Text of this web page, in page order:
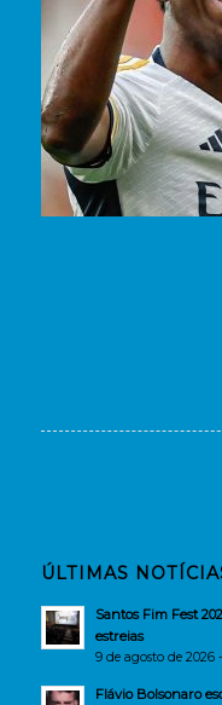
ÚLTIMAS
Santos Fim Fest
estreias
9 de agosto de 2026
Flávio Bolsonaro